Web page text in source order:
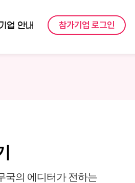
업 안내 참가기업 로그인
국의 에디터가 전하는